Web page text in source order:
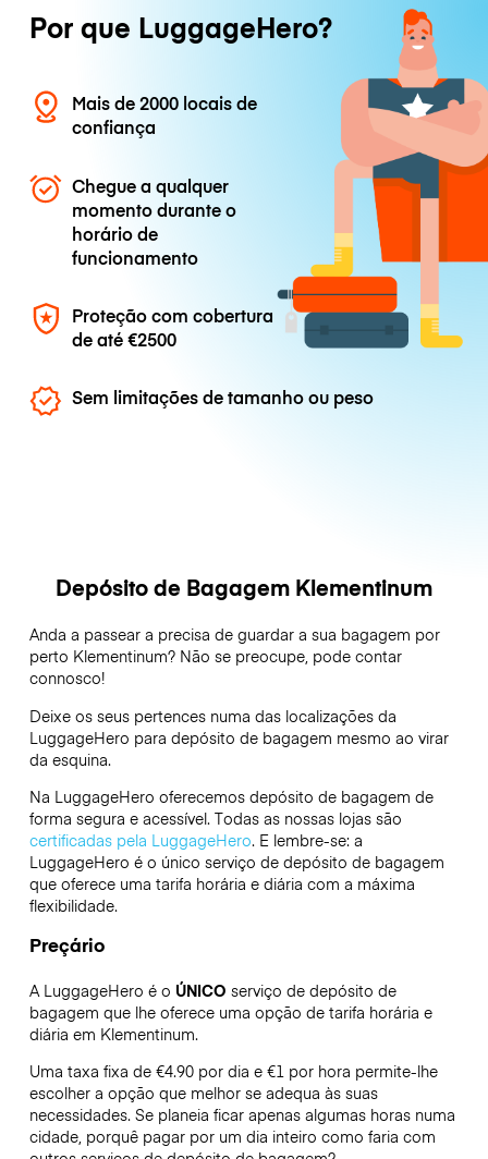
Por que LuggageHero?
Mais de 2000 locais de
confiança
Chegue a qualquer
momento durante o
horário de
funcionamento
Proteção com cobertura
de até€2500
Sem limitações de tamanho ou peso
Depósito de Bagagem Klementinum
Anda a passear a precisa de guardar a sua bagagem por
perto Klementinum? Não se preocupe, pode contar
connosco!
Deixe os seus pertences numa das localizações da
LuggageHero para depósito de bagagem mesmo ao virar
da esquina.
Na LuggageHero oferecemos depósito de bagagem de
forma segura e acessível. Todas as nossas lojas são
certificadas pela LuggageHero. E lembre-se: a
LuggageHero é o único serviço de depósito de bagagem
que oferece uma tarifa horária e diária com a máxima
flexibilidade.
Preçário
A LuggageHero é o ÚNICO serviço de depósito de
bagagem que lhe oferece uma opção de tarifa horária e
diária em Klementinum.
Uma taxa fixa de €4.90 por dia e €1 por hora permite-lhe
escolher a opção que melhor se adequa às suas
necessidades. Se planeia ficar apenas algumas horas numa
cidade, porquê pagar por um dia inteiro como faria com